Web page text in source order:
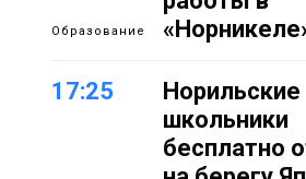
Образование
17:25
Норильские
школьники
бесплатно